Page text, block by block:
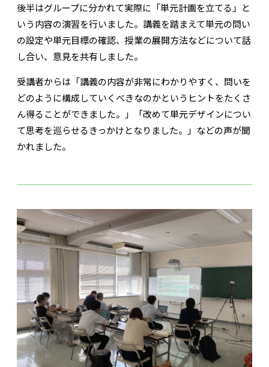
後半はグループに分かれて実際に「単元計画を立てる」と
いう内容の演習を行いました。講義を踏まえて単元の問い
の設定や単元目標の確認、授業の展開方法などについて話
し合い、意見を共有しました。
受講者からは「講義の内容が非常にわかりやすく、問いを
どのように構成していくべきなのかというヒントをたくさ
ん得ることができました。」「改めて単元デザインについ
て思考を巡らせるきっかけとなりました。」などの声が聞
かれました。